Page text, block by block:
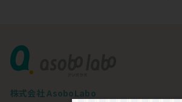
株式会社 AsoboLabo